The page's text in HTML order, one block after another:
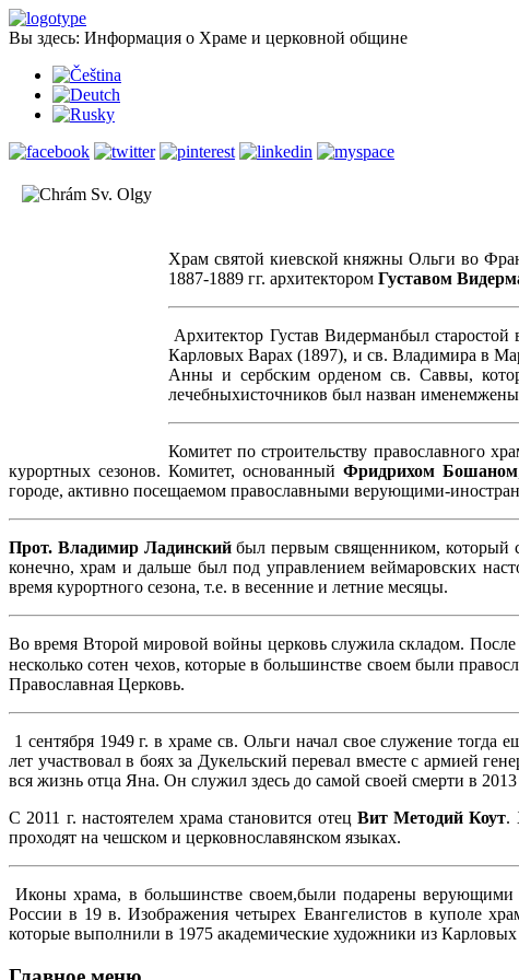
Вы здесь: Информация о Храме и церковной общине
Храм святой киевской княжны Ольги во
1887-1889 гг. архитектором Густавом
Архитектор Густав Видерманбыл
Карловых Варах (1897), и св. Владимира в
Анны и сербским орденом св. Саввы,
лечебныхисточников был назван
Комитет по строительству православного
курортных сезонов. Комитет, основанныйФридрихом Бошаном
городе, активно посещаемом православными верующими-
Прот. Владимир Ладинскийбыл первым священником, который
конечно, храм и дальше был под управлением веймаровских
время курортного сезона, т.е. в весенние и летние месяцы.
Во время Второй мировой войны церковь служила складом. П
несколько сотен чехов, которые в большинстве своем были
Православная Церковь.
1 сентября 1949 г. в храме св. Ольги начал свое служение тогда
лет участвовал в боях за Дукельский перевал вместе с армией
вся жизнь отца Яна. Он служил здесь до самой своей смерти в 2013
С 2011 г. настоятелем храма становится отец Вит Методий Коут.
проходят на чешском и церковнославянском языках.
Иконы храма, в большинстве своем,были подарены
России в 19 в. Изображения четырех Евангелистов в куполе
которые выполнили в 1975 академические художники из